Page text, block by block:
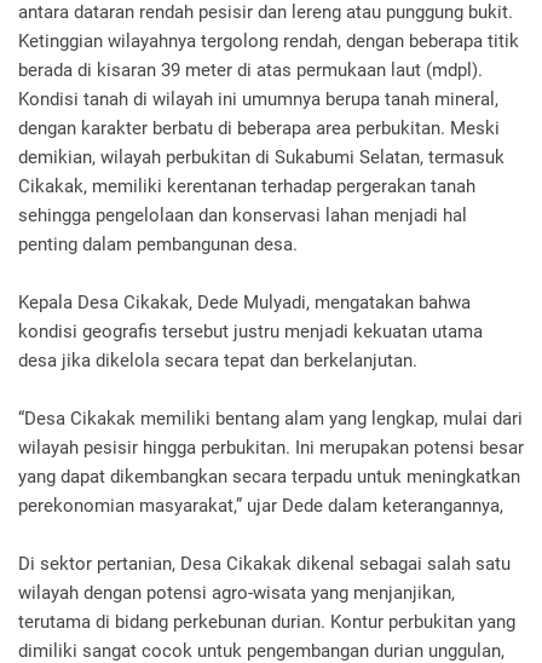
antara dataran rendah pesisir dan lereng atau punggung bukit.
Ketinggian wilayahnya tergolong rendah, dengan beberapa titik
berada di kisaran 39 meter di atas permukaan laut (mdpl).
Kondisi tanah di wilayah ini umumnya berupa tanah mineral,
dengan karakter berbatu di beberapa area perbukitan. Meski
demikian, wilayah perbukitan di Sukabumi Selatan, termasuk
Cikakak, memiliki kerentanan terhadap pergerakan tanah
sehingga pengelolaan dan konservasi lahan menjadi hal
penting dalam pembangunan desa.
Kepala Desa Cikakak, Dede Mulyadi, mengatakan bahwa
kondisi geografis tersebut justru menjadi kekuatan utama
desa jika dikelola secara tepat dan berkelanjutan.
“Desa Cikakak memiliki bentang alam yang lengkap, mulai dari
wilayah pesisir hingga perbukitan. Ini merupakan potensi besar
yang dapat dikembangkan secara terpadu untuk meningkatkan
perekonomian masyarakat,” ujar Dede dalam keterangannya,
Di sektor pertanian, Desa Cikakak dikenal sebagai salah satu
wilayah dengan potensi agro-wisata yang menjanjikan,
terutama di bidang perkebunan durian. Kontur perbukitan yang
dimiliki sangat cocok untuk pengembangan durian unggulan,